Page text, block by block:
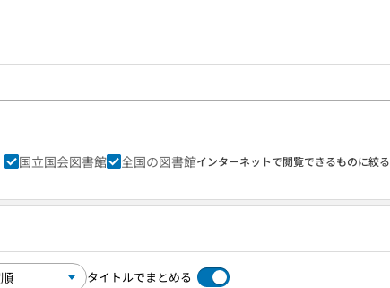
国立国会図書館 全国の図書館インターネットで閲覧できるものに絞る
タイトルでまとめる